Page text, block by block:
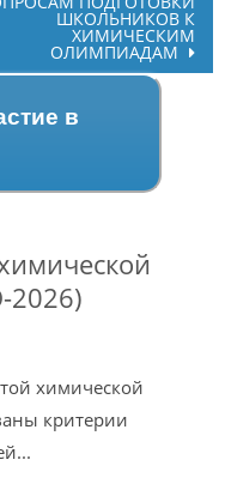
ШКОЛЬНИКОВ К
ХИМИЧЕСКИМ
ОЛИМПИАДАМ
в
химической
критерии